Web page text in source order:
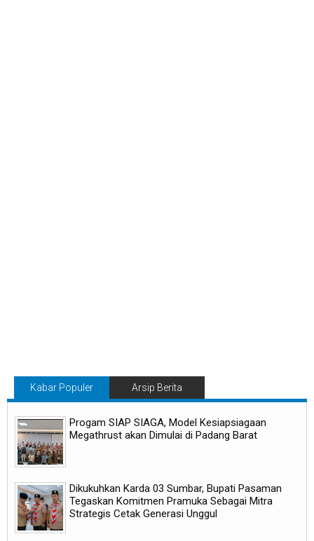
Kabar Populer Arsip Berita
Progam SIAP SIAGA, Model Kesiapsiagaan
Megathrust akan Dimulai di Padang Barat
Dikukuhkan Karda 03 Sumbar, Bupati Pasaman
Tegaskan Komitmen Pramuka Sebagai Mitra
Strategis Cetak Generasi Unggul